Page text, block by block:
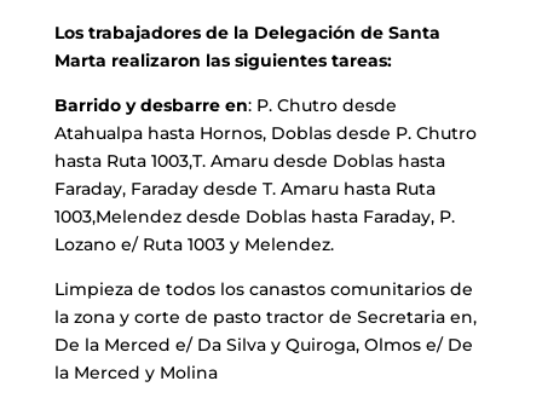
Los trabajadores de la Delegación de Santa
Marta realizaron las siguientes tareas:
Barrido y desbarre en: P. Chutro desde
Atahualpa hasta Hornos, Doblas desde P. Chutro
hasta Ruta 1003,T. Amaru desde Doblas hasta
Faraday, Faraday desde T. Amaru hasta Ruta
1003,Melendez desde Doblas hasta Faraday, P.
Lozano e/ Ruta 1003 y Melendez.
Limpieza de todos los canastos comunitarios de
la zona y corte de pasto tractor de Secretaria en,
De la Merced e/ Da Silva y Quiroga, Olmos e/ De
la Merced y Molina